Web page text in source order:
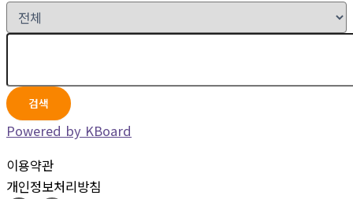
검색
Powered by KBoard
이용약관
개인정보처리방침